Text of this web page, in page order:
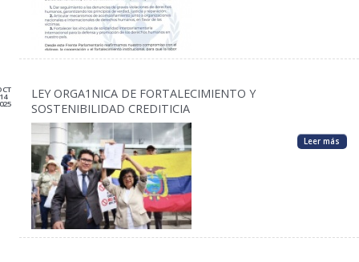
14
LEY ORGA1NICA DE FORTALECIMIENTO Y
SOSTENIBILIDAD CREDITICIA
Leer más